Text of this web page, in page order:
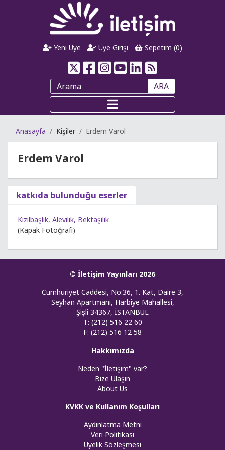
Yeni Üye Üye Girişi Sepetim (0)
ARA
Anasayfa Kişiler Erdem Varol
Erdem Varol
katkıda bulunduğu eserler
Kızılbaşlık, Alevilik, Bektaşilik
(Kapak Fotoğrafı)
© İletişim Yayınları 2026
Cumhuriyet Caddesi, No:36, 1. Kat, Daire 3,
Seyhan Apartmanı, Harbiye Mahallesi,
Şişli 34367, İSTANBUL
T: (212) 516 22 60
F: (212) 516 12 58
Hakkımızda
Neden "İletişim" var?
Bize Ulaşın
About Us
KVKK ve Kullanım Koşulları
Aydınlatma Metni
Veri Politikası
Üyelik Sözleşmesi